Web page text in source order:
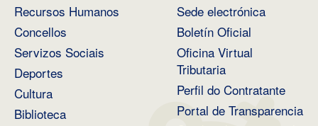
Recursos Humanos
Concellos
Servizos Sociais
Deportes
Cultura
Biblioteca
Sede electrónica
Boletín Oficial
Oficina Virtual
Tributaria
Perfil do Contratante
Portal de Transparencia